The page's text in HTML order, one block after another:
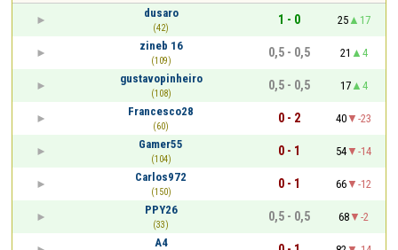
dusaro
(42)
1 - 0 25
17
zineb 16
(109)
0,5 - 0,5 21
4
gustavopinheiro
(108)
0,5 - 0,5 17
4
Francesco28
(60)
0 - 2 40
-23
Gamer55
(104)
0 - 1 54
-14
Carlos972
(150)
0 - 1 66
-12
PPY26
(33)
0,5 - 0,5 68
-2
A4